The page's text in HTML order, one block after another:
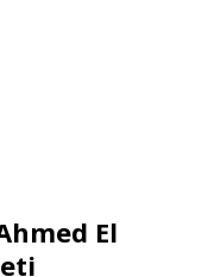
El